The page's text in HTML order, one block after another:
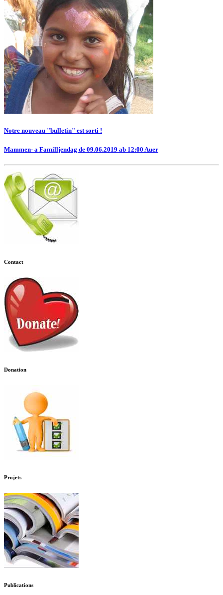
Notre nouveau "bulletin" est sorti !
Mammen- a Familljendag de 09.06.2019 ab 12:00 Auer
Contact
Donation
Projets
Publications